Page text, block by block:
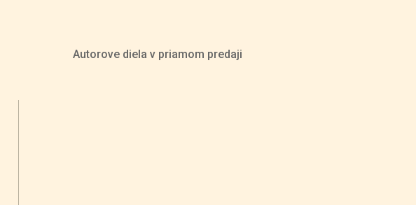
Autorove diela v priamom predaji